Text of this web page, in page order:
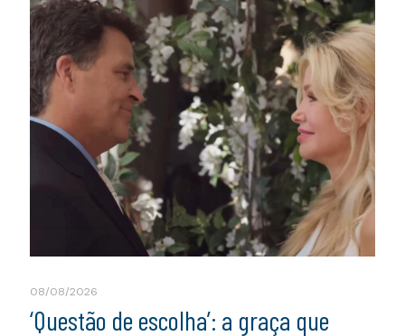
08/08/2026
‘Questão de escolha’: a graça que